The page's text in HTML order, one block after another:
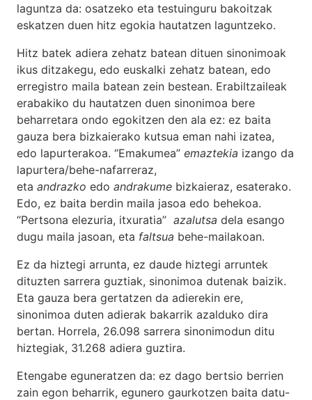
laguntza da: osatzeko eta testuinguru bakoitzak
eskatzen duen hitz egokia hautatzen laguntzeko.
Hitz batek adiera zehatz batean dituen sinonimoak
ikus ditzakegu, edo euskalki zehatz batean, edo
erregistro maila batean zein bestean. Erabiltzaileak
erabakiko du hautatzen duen sinonimoa bere
beharretara ondo egokitzen den ala ez: ez baita
gauza bera bizkaierako kutsua eman nahi izatea,
edo lapurterakoa. “Emakumea” emaztekia izango da
lapurtera/behe-nafarreraz,
eta andrazko edo andrakume bizkaieraz, esaterako.
Edo, ez baita berdin maila jasoa edo behekoa.
“Pertsona elezuria, itxuratia” azalutsa dela esango
dugu maila jasoan, eta faltsua behe-mailakoan.
Ez da hiztegi arrunta, ez daude hiztegi arruntek
dituzten sarrera guztiak, sinonimoa dutenak baizik.
Eta gauza bera gertatzen da adierekin ere,
sinonimoa duten adierak bakarrik azalduko dira
bertan. Horrela, 26.098 sarrera sinonimodun ditu
hiztegiak, 31.268 adiera guztira.
Etengabe eguneratzen da: ez dago bertsio berrien
zain egon beharrik, egunero gaurkotzen baita datu-